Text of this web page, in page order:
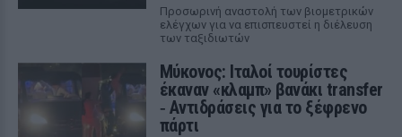
Προσωρινή αναστολή των βιομετρικών
ελέγχων για να επισπευστεί η διέλευση
των ταξιδιωτών
Μύκονος: Ιταλοί τουρίστες
έκαναν «κλαμπ» βανάκι transfer
‑ Αντιδράσεις για το ξέφρενο
πάρτι